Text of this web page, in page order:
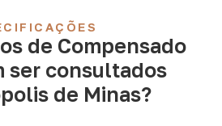
de Compensado
ser consultados
de Minas?